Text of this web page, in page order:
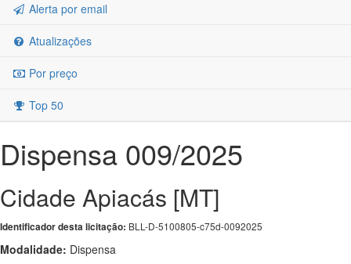
Alerta por email
Atualizações
Por preço
Top 50
Dispensa 009/2025
Cidade Apiacás [MT]
Identificador desta licitação: BLL-D-5100805-c75d-0092025
Modalidade: Dispensa